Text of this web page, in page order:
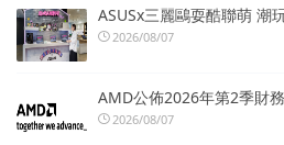
ASUSx三麗鷗耍酷聯萌 潮
2026/08/07
AMD公佈2026年第2季財
2026/08/07